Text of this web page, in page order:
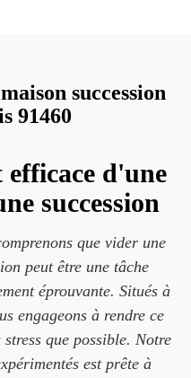
succession
91460
d'une
succession
que vider une
peut être une tâche
éprouvante. Situés à
engageons à rendre ce
que possible. Notre
est prête à